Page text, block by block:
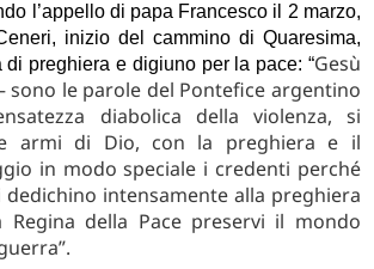
l’appello di papa Francesco il 2 marzo,
inizio del cammino di Quaresima,
di preghiera e digiuno per la pace: “Gesù
sono le parole del Pontefice argentino
diabolica della violenza, si
armi di Dio, con la preghiera e il
in modo speciale i credenti perché
intensamente alla preghiera
Regina della Pace preservi il mondo